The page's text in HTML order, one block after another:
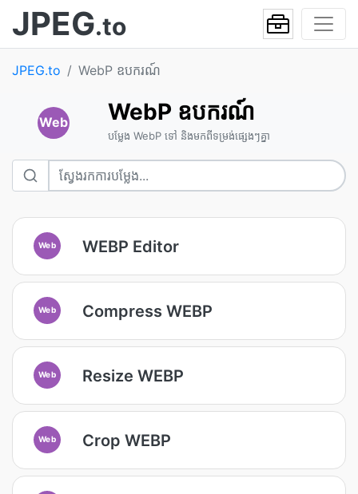
JPEG.to
JPEG.to WebP ឧបករណ៍
Web WebP ឧបករណ៍
បម្លែង WebP ទៅ និងមកពីទម្រង់ផ្សេងៗគ្នា
Web WEBP Editor
Web Compress WEBP
Web Resize WEBP
Web Crop WEBP